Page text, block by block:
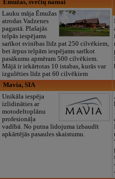
Ēmužas, svečių namai
Lauku māja Ēmužas
atrodas Vadzenes
pagastā. Plašajās
telpās iespējams
sarīkot svinības līdz pat 250 cilvēkiem,
bet ārpus telpām iespējams sarīkot
pasākumu apmēram 500 cilvēkiem.
Mājā ir iekārtotas 10 istabas, kurās var
izgulēties līdz pat 60 cilvēkiem
Mavia, SIA
Unikāla iespēja
izlidināties ar
motodeltoplānu
profesionāļa
vadībā. No putna lidojuma izbaudīt
apkārtējās pasaules skaistumu.